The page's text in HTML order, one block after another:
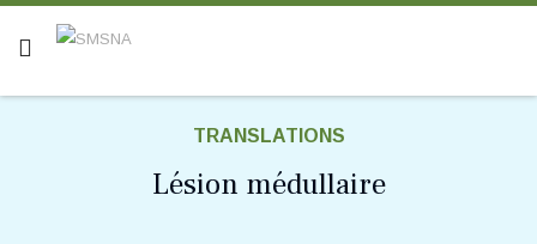
TRANSLATIONS
Lésion médullaire